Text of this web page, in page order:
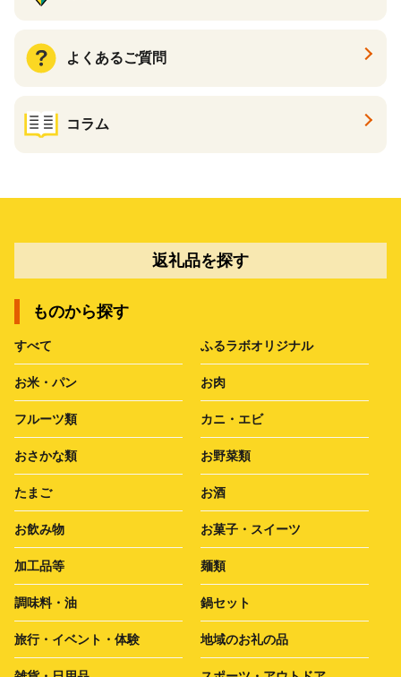
よくあるご質問
コラム
返礼品を探す
ものから探す
すべて ふるラボオリジナル
お米・パン お肉
フルーツ類 カニ・エビ
おさかな類 お野菜類
たまご お酒
お飲み物 お菓子・スイーツ
加工品等 麺類
調味料・油 鍋セット
旅行・イベント・体験 地域のお礼の品